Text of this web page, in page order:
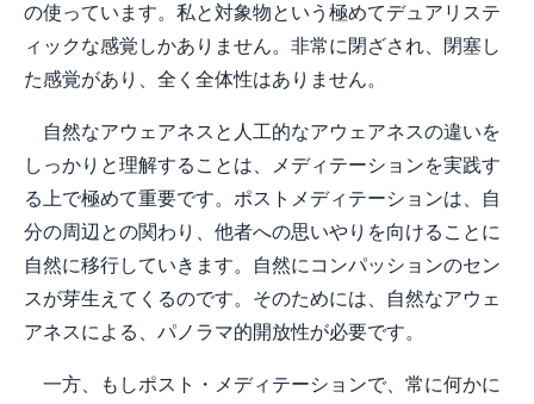
の使っています。私と対象物という極めてデュアリステ
ィックな感覚しかありません。非常に閉ざされ、閉塞し
た感覚があり、全く全体性はありません。
自然なアウェアネスと人工的なアウェアネスの違いを
しっかりと理解することは、メディテーションを実践す
る上で極めて重要です。ポストメディテーションは、自
分の周辺との関わり、他者への思いやりを向けることに
自然に移行していきます。自然にコンパッションのセン
スが芽生えてくるのです。そのためには、自然なアウェ
アネスによる、パノラマ的開放性が必要です。
一方、もしポスト・メディテーションで、常に何かに